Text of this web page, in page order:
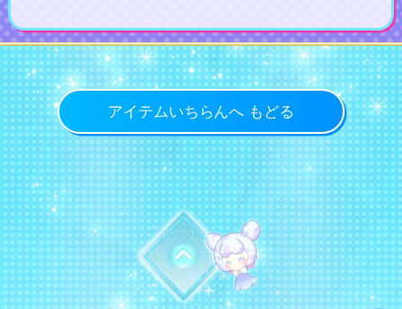
アイテムいちらんへ もどる
トップに戻る